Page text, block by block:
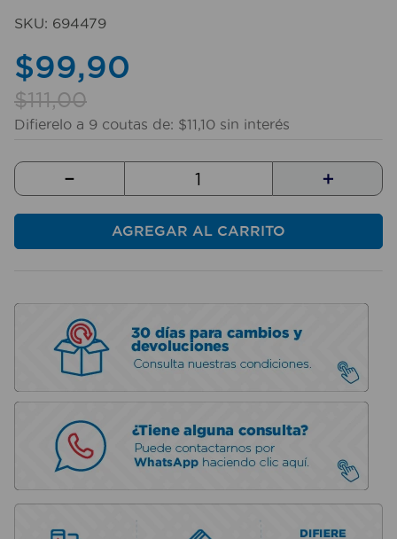
SKU: 694479
$99,90
$111,00
Difierelo a 9 coutas de: $11,10 sin interés
＋
－
AGREGAR AL CARRITO
10. taladro